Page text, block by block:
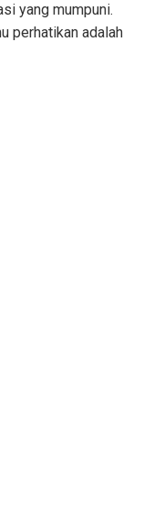
yang mumpuni.
perhatikan adalah